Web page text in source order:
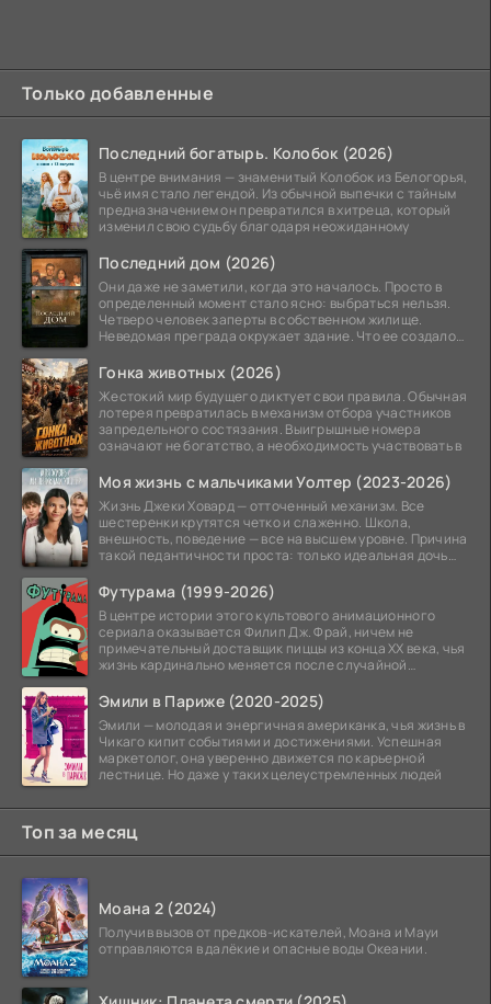
Только добавленные
Последний богатырь. Колобок (2026)
В центре внимания — знаменитый Колобок из Белогорья,
чьё имя стало легендой. Из обычной выпечки с тайным
предназначением он превратился в хитреца, который
изменил свою судьбу благодаря неожиданному
Последний дом (2026)
Они даже не заметили, когда это началось. Просто в
определенный момент стало ясно: выбраться нельзя.
Четверо человек заперты в собственном жилище.
Неведомая преграда окружает здание. Что ее создало
Гонка животных (2026)
Жестокий мир будущего диктует свои правила. Обычная
лотерея превратилась в механизм отбора участников
запредельного состязания. Выигрышные номера
означают не богатство, а необходимость участвовать в
Моя жизнь с мальчиками Уолтер (2023-2026)
Жизнь Джеки Ховард — отточенный механизм. Все
шестеренки крутятся четко и слаженно. Школа,
внешность, поведение — все на высшем уровне. Причина
такой педантичности проста: только идеальная дочь
Футурама (1999-2026)
В центре истории этого культового анимационного
сериала оказывается Филип Дж. Фрай, ничем не
примечательный доставщик пиццы из конца XX века, чья
жизнь кардинально меняется после случайной
Эмили в Париже (2020-2025)
Эмили — молодая и энергичная американка, чья жизнь в
Чикаго кипит событиями и достижениями. Успешная
маркетолог, она уверенно движется по карьерной
лестнице. Но даже у таких целеустремленных людей
Топ за месяц
Моана 2 (2024)
Получив вызов от предков-искателей, Моана и Мауи
отправляются в далёкие и опасные воды Океании.